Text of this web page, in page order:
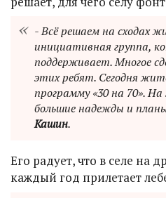
- Всё решаем на сходах
инициативная группа,
поддерживает. Многое
этих ребят. Сегодня
программу «30 на 70».
большие надежды и
Кашин.
Его радует, что в селе на
каждый год прилетает